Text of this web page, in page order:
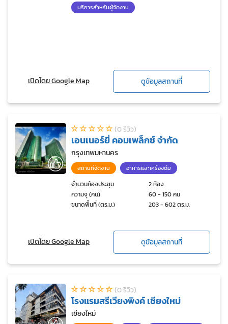
บริการสำหรับผู้จัดงาน
เปิดโดย Google Map ดูข้อมูลสถานที่
(0 รีวิว)
เอนเนอร์ยี่ คอมเพล็กซ์ จำกัด
กรุงเทพมหานคร
สถานที่จัดงาน อาหารและเครื่องดื่ม
จำนวนห้องประชุม
2 ห้อง
ความจุ (คน)
60 - 150 คน
ขนาดพื้นที่ (ตร.ม.)
203 - 602 ตร.ม.
เปิดโดย Google Map ดูข้อมูลสถานที่
(0 รีวิว)
โรงแรมสรีเวียงพิงค์ เชียงใหม่
เชียงใหม่